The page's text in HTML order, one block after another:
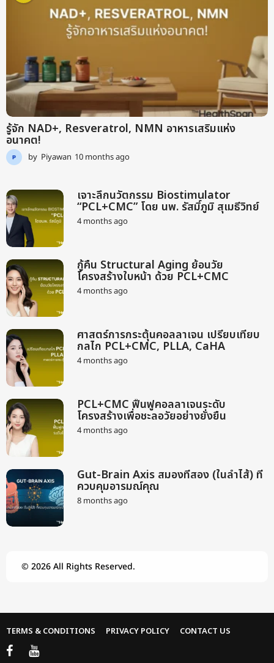
t
h
s
รู้จัก NAD+, Resveratrol, NMN อาหารเสริมแห่ง
อนาคต!
by Piyawan 10 months ago
n
t
h
เจาะลึกนวัตกรรม Biostimulator
“PCL+CMC” โดย นพ. รัสมิ์ภูมิ สุเมธีวิทย์
4 months ago2
t
h
s
กู้คืน Structural Aging ย้อนวัย
โครงสร้างใบหน้า ด้วย PCL+CMC
4 months ago2
t
h
s
ศาสตร์การกระตุ้นคอลลาเจน เปรียบเทียบ
กลไก PCL+CMC, PLLA, CaHA
4 months ago2
t
h
s
PCL+CMC ฟื้นฟูคอลลาเจนระดับ
โครงสร้างเพื่อชะลอวัยอย่างยั่งยืน
4 months ago2
t
h
s
Gut-Brain Axis สมองที่สอง (ในลำไส้) ที่
ควบคุมอารมณ์คุณ
8 months ago9
s
© 2026 All Rights Reserved.
TERMS & CONDITIONS PRIVACY POLICY CONTACT US